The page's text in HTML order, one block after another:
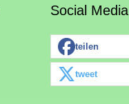
Social Media
teilen
tweet